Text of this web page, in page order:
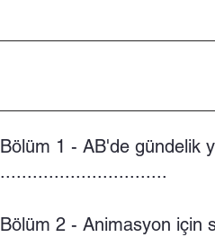
Bölüm 1 - AB'de gündelik
...............................
Bölüm 2 - Animasyon için